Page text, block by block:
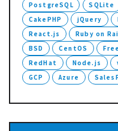
PostgreSQL
SQLite
CakePHP
jQuery
React.js
Ruby on
BSD
CentOS
RedHat
Node.js
GCP
Azure